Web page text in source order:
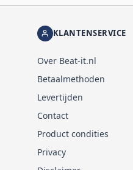
KLANTENSERVICE
Over Beat-it.nl
Betaalmethoden
Levertijden
Contact
Product condities
Privacy